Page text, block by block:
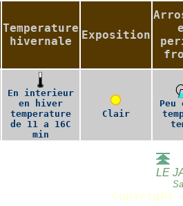
Temperature
hivernale
Exposition
En interieur
en hiver
temperature
de 11 a 16C
min
Clair
Peu
LE
Copyright